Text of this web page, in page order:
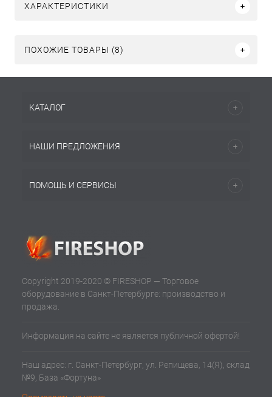
ХАРАКТЕРИСТИКИ
ПОХОЖИЕ ТОВАРЫ (8)
КАТАЛОГ
НАШИ ПРЕДЛОЖЕНИЯ
ПОМОЩЬ И СЕРВИСЫ
Copyright 2019-2020 © FIRESHOP — Торговое
оборудование в Санкт-Петербурге: производство и
продажа.
Информация на сайте не является публичной офертой!
Наш адрес: г. Санкт-Петербург, ул. Репищева, 14(Я), склад
№9, База «Фортуна»